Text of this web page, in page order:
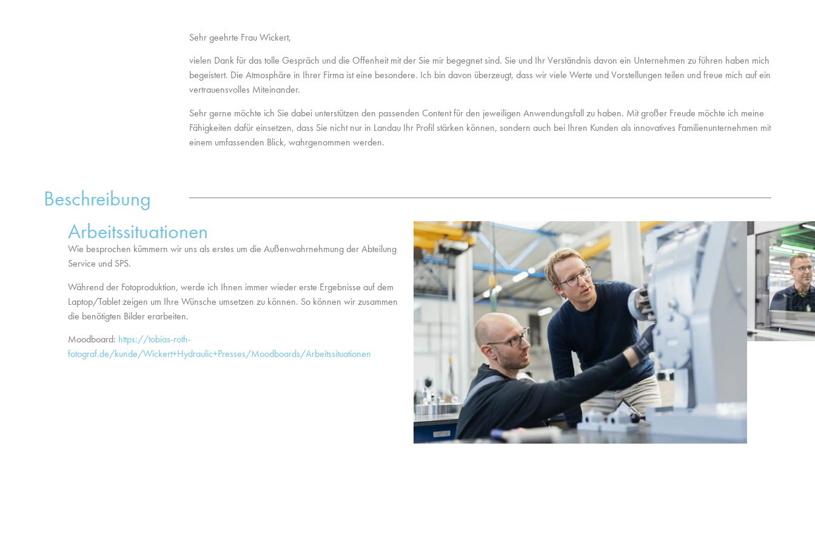
Sehr geehrte Frau Wickert,
vielen Dank für das tolle Gespräch und die Offenheit mit der Sie mir begegnet sind. Sie und Ihr Verständnis davon ein Unternehmen zu führen haben mich
begeistert. Die Atmosphäre in Ihrer Firma ist eine besondere. Ich bin davon überzeugt, dass wir viele Werte und Vorstellungen teilen und freue mich auf ein
vertrauensvolles Miteinander.
Sehr gerne möchte ich Sie dabei unterstützen den passenden Content für den jeweiligen Anwendungsfall zu haben. Mit großer Freude möchte ich meine
Fähigkeiten dafür einsetzen, dass Sie nicht nur in Landau Ihr Profil stärken können, sondern auch bei Ihren Kunden als innovatives Familienunternehmen mit
einem umfassenden Blick, wahrgenommen werden.
Beschreibung
Arbeitssituationen
Wie besprochen kümmern wir uns als erstes um die Außenwahrnehmung der Abteilung
Service und SPS.
Während der Fotoproduktion, werde ich Ihnen immer wieder erste Ergebnisse auf dem
Laptop/Tablet zeigen um Ihre Wünsche umsetzen zu können. So können wir zusammen
die benötigten Bilder erarbeiten.
Moodboard: https://tobias-roth-
fotograf.de/kunde/Wickert+Hydraulic+Presses/Moodboards/Arbeitssituationen